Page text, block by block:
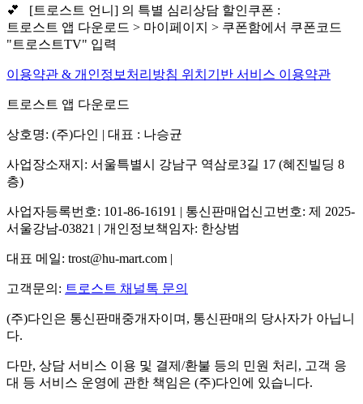
💕 [트로스트 언니] 의 특별 심리상담 할인쿠폰 :
트로스트 앱 다운로드 > 마이페이지 > 쿠폰함에서 쿠폰코드
"트로스트TV" 입력
이용약관 & 개인정보처리방침 위치기반 서비스 이용약관
트로스트 앱 다운로드
상호명: (주)다인 | 대표 : 나승균
사업장소재지: 서울특별시 강남구 역삼로3길 17 (혜진빌딩 8
층)
사업자등록번호: 101-86-16191 | 통신판매업신고번호: 제 2025-
서울강남-03821 | 개인정보책임자: 한상범
대표 메일: trost@hu-mart.com |
고객문의: 트로스트 채널톡 문의
(주)다인은 통신판매중개자이며, 통신판매의 당사자가 아닙니
다.
다만, 상담 서비스 이용 및 결제/환불 등의 민원 처리, 고객 응
대 등 서비스 운영에 관한 책임은 (주)다인에 있습니다.